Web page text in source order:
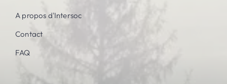
A propos d'Intersoc
Contact
FAQ